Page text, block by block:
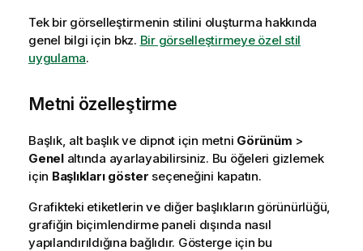
Tek bir görselleştirmenin stilini oluşturma hakkında
genel bilgi için bkz. Bir görselleştirmeye özel stil
uygulama.
Metni özelleştirme
Başlık, alt başlık ve dipnot için metni Görünüm >
Genelaltında ayarlayabilirsiniz. Bu öğeleri gizlemek
için Başlıkları göster seçeneğini kapatın.
Grafikteki etiketlerin ve diğer başlıkların görünürlüğü,
grafiğin biçimlendirme paneli dışında nasıl
yapılandırıldığına bağlıdır. Gösterge için bu